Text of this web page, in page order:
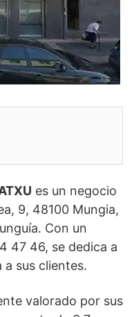
es un negocio
9, 48100 Mungia,
Con un
47 46, se dedica a
sus clientes.
valorado por sus